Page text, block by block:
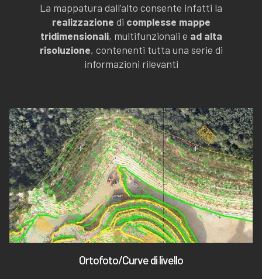
La mappatura dall’alto consente infatti la
realizzazione di complesse mappe
tridimensionali, multifunzionali e ad alta
risoluzione, contenenti tutta una serie di
informazioni rilevanti
Ortofoto/Curve di livello